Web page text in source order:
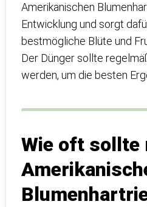
Amerikanischen
Entwicklung und sorgt
bestmögliche Blüte und
Der Dünger sollte
werden, um die besten
Wie oft sollte